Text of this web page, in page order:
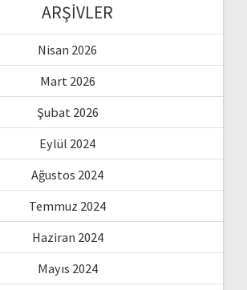
ARŞIVLER
Nisan 2026
Mart 2026
Şubat 2026
Eylül 2024
Ağustos 2024
Temmuz 2024
Haziran 2024
Mayıs 2024